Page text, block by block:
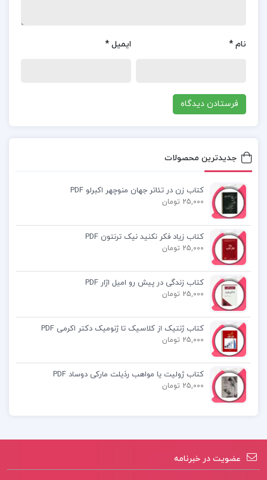
بررسي رابطه بين وجوه نقد ناشي از فعاليت هاي تامين
اوراق بهادار تهران
کتاب پیشنهادی📚
جزوه کلیات حسابداری دولتی
جزوه حسابداری میانه یک علی باغبانی
نام * ایمیل *
جدیدترین محصولات
کتاب زن در تئاتر جهان منوچهر اکبرلو PDF
25,000 تومان
کتاب زیاد فکر نکنید نیک ترنتون PDF
25,000 تومان
کتاب زندگی در پیش رو امیل اژار PDF
25,000 تومان
کتاب ژنتیک از کلاسیک تا ژنومیک دکتر اکرمی PDF
25,000 تومان
کتاب ژولیت یا مواهب رذیلت مارکی دوساد PDF
25,000 تومان
عضویت در خبرنامه